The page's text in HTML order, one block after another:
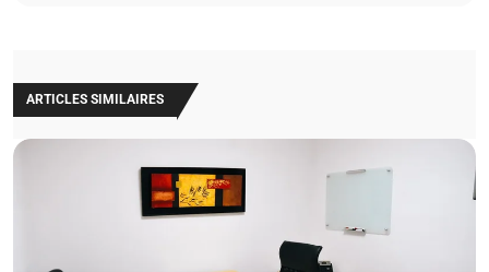
ARTICLES SIMILAIRES